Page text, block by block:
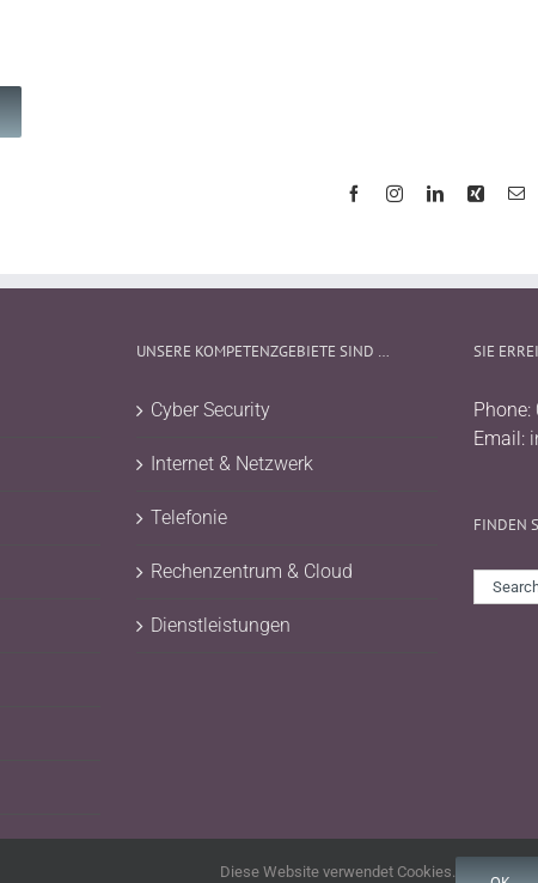
UNSERE KOMPETENZGEBIETE SIND …
Cyber Security
Internet & Netzwerk
Telefonie
Rechenzentrum & Cloud
Dienstleistungen
SIE
Phone:
Email:
FINDEN
Search
for:
Diese Website verwendet Cookies.